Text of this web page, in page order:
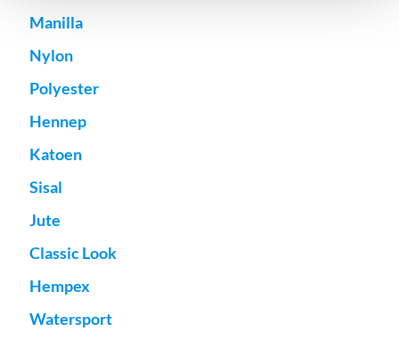
Manilla
Nylon
Polyester
Hennep
Katoen
Sisal
Jute
Classic Look
Hempex
Watersport